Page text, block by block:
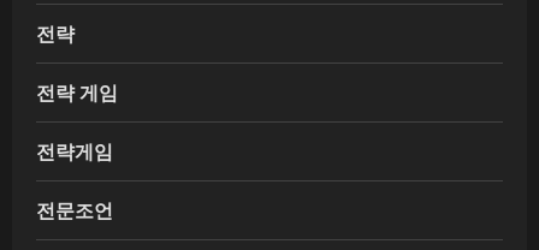
전략
전략 게임
전략게임
전문조언